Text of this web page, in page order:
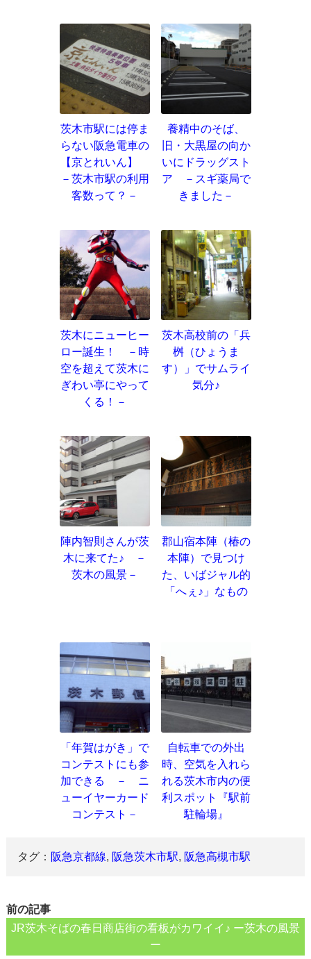
茨木市駅には停ま
らない阪急電車の
【京とれいん】
－茨木市駅の利用
客数って？－
養精中のそば、
旧・大黒屋の向か
いにドラッグスト
ア －スギ薬局で
きました－
茨木にニューヒー
ロー誕生！ －時
空を超えて茨木に
ぎわい亭にやって
くる！－
茨木高校前の「兵
桝（ひょうま
す）」でサムライ
気分♪
陣内智則さんが茨
木に来てた♪ －
茨木の風景－
郡山宿本陣（椿の
本陣）で見つけ
た、いばジャル的
「へぇ♪」なもの
「年賀はがき」で
コンテストにも参
加できる － ニ
ューイヤーカード
コンテスト－
自転車での外出
時、空気を入れら
れる茨木市内の便
利スポット『駅前
駐輪場』
タグ： 阪急京都線, 阪急茨木市駅, 阪急高槻市駅
前の記事
JR茨木そばの春日商店街の看板がカワイイ♪ ー茨木の風景
ー